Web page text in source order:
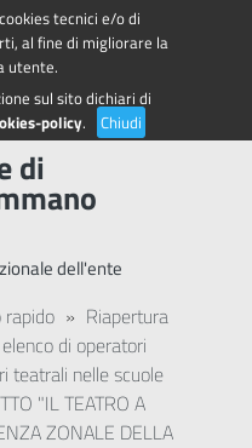
tecnici e/o di
al fine di migliorare la
utente.
sul sito dichiari di
policy. Chiudi
Accedi ai servizi
di
dell'ente
rapido » Riapertura
di operatori
teatrali nelle scuole
"IL TEATRO A
ZONALE DELLA